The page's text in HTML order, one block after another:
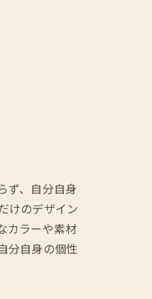
ず、自分自身
けのデザイン
カラーや素材
分自身の個性